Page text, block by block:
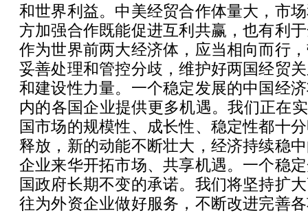
和世界利益。中美经贸合作体量大，市
方加强合作既能促进互利共赢，也有利
作为世界前两大经济体，应当相向而行
妥善处理和管控分歧，维护好两国经贸
和建设性力量。一个稳定发展的中国经
内的各国企业提供更多机遇。我们正在
国市场的规模性、成长性、稳定性都十
释放，新的动能不断壮大，经济持续稳
企业来华开拓市场、共享机遇。一个稳
国政府长期不变的承诺。我们将坚持扩
往为外资企业做好服务，不断改进完善